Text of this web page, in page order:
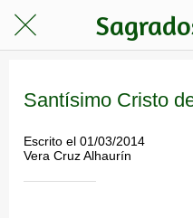
Santísimo Cristo
Escrito el 01/03/2014
Vera Cruz Alhaurín